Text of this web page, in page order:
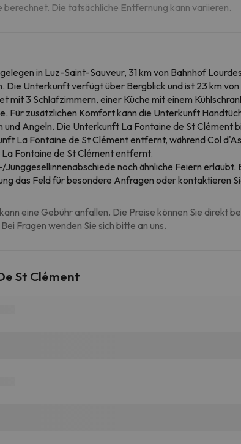
Die tatsächliche Entfernung kann variieren.
in Luz-Saint-Sauveur, 31 km von Bahnhof
Unterkunft verfügt über Bergblick und ist 23 km von
3 Schlafzimmern, einer Küche mit einem
Für zusätzlichen Komfort kann die Unterkunft
Angeln. Die Unterkunft La Fontaine de St
La Fontaine de St Clément entfernt, während Col
Fontaine de St Clément entfernt.
noch ähnliche Feiern
das Feld für besondere Anfragen oder
eine Gebühr anfallen. Die Preise können Sie direkt
Fragen wenden Sie sich bitte an uns.
St Clément